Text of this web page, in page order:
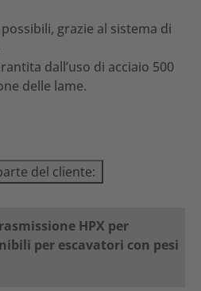
grazie al sistema di
dall’uso di acciaio 500
delle lame.
del cliente:
HPX per
per escavatori con pesi